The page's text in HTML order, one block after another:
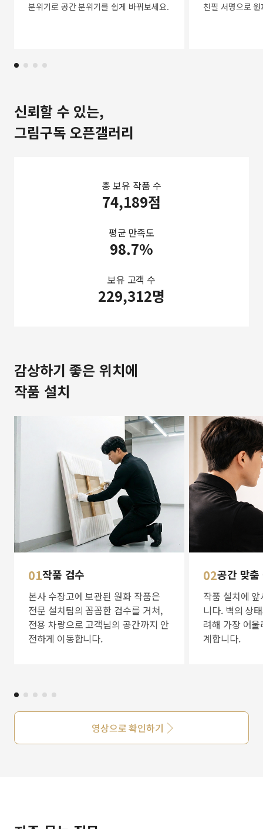
분위기로 공간 분위기를 쉽게 바꿔보세요.
친필 서명으로
신뢰할 수 있는,
그림구독 오픈갤러리
총 보유 작품 수
74,189점
평균 만족도
98.7%
보유 고객 수
229,312명
감상하기 좋은 위치에
작품 설치
01작품 검수
본사 수장고에 보관된 원화 작품은
전문 설치팀의 꼼꼼한 검수를 거쳐,
전용 차량으로 고객님의 공간까지 안
전하게 이동합니다.
02공간 맞
작품 설치에
니다. 벽의 상
려해 가장 어
계합니다.
영상으로 확인하기